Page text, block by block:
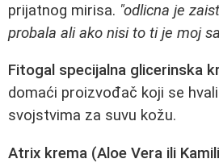
prijatnog mirisa. "odlicna je
probala ali ako nisi to ti je moj
Fitogal specijalna glicerinska
domaći proizvođač koji se
svojstvima za suvu kožu.
Atrix krema (Aloe Vera ili